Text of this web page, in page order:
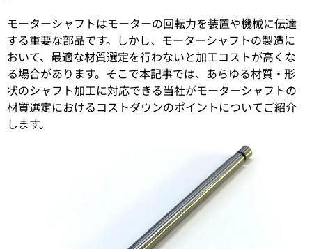
モーターシャフトはモーターの回転力を装置や機械に伝達
する重要な部品です。しかし、モーターシャフトの製造に
おいて、最適な材質選定を行わないと加工コストが高くな
る場合があります。そこで本記事では、あらゆる材質・形
状のシャフト加工に対応できる当社がモーターシャフトの
材質選定におけるコストダウンのポイントについてご紹介
します。